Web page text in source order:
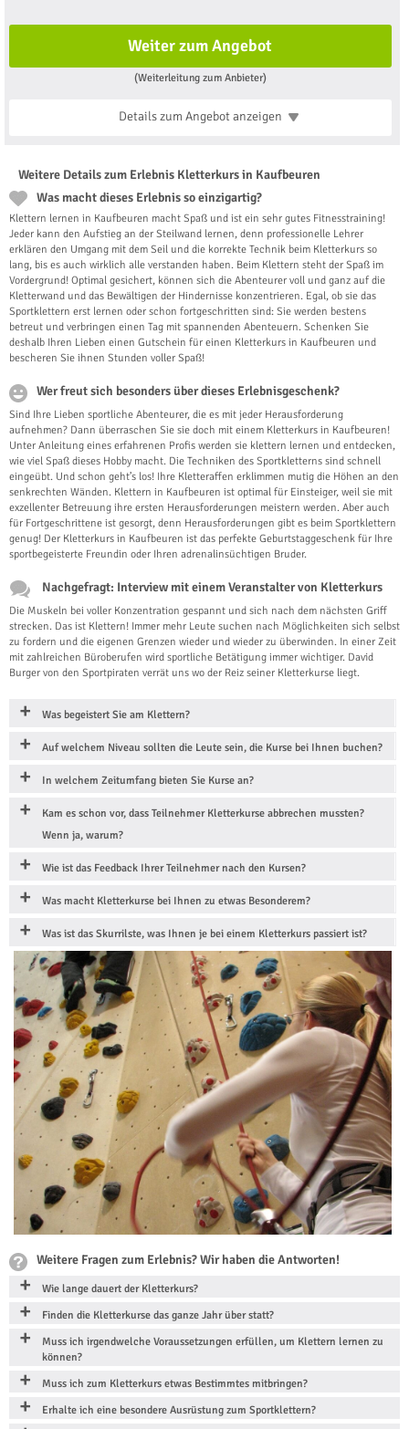
Weiter zum Angebot
(Weiterleitung zum Anbieter)
Details zum Angebotanzeigen
Weitere Details zum Erlebnis Kletterkurs in Kaufbeuren
Was macht dieses Erlebnis so einzigartig?
Klettern lernen in Kaufbeuren macht Spaß und ist ein sehr gutes Fitnesstraining!
Jeder kann den Aufstieg an der Steilwand lernen, denn professionelle Lehrer
erklären den Umgang mit dem Seil und die korrekte Technik beim Kletterkurs so
lang, bis es auch wirklich alle verstanden haben. Beim Klettern steht der Spaß im
Vordergrund! Optimal gesichert, können sich die Abenteurer voll und ganz auf die
Kletterwand und das Bewältigen der Hindernisse konzentrieren. Egal, ob sie das
Sportklettern erst lernen oder schon fortgeschritten sind: Sie werden bestens
betreut und verbringen einen Tag mit spannenden Abenteuern. Schenken Sie
deshalb Ihren Lieben einen Gutschein für einen Kletterkurs in Kaufbeuren und
bescheren Sie ihnen Stunden voller Spaß!
Wer freut sich besonders über dieses Erlebnisgeschenk?
Sind Ihre Lieben sportliche Abenteurer, die es mit jeder Herausforderung
aufnehmen? Dann überraschen Sie sie doch mit einem Kletterkurs in Kaufbeuren!
Unter Anleitung eines erfahrenen Profis werden sie klettern lernen und entdecken,
wie viel Spaß dieses Hobby macht. Die Techniken des Sportkletterns sind schnell
eingeübt. Und schon geht’s los! Ihre Kletteraffen erklimmen mutig die Höhen an den
senkrechten Wänden. Klettern in Kaufbeuren ist optimal für Einsteiger, weil sie mit
exzellenter Betreuung ihre ersten Herausforderungen meistern werden. Aber auch
für Fortgeschrittene ist gesorgt, denn Herausforderungen gibt es beim Sportklettern
genug! Der Kletterkurs in Kaufbeuren ist das perfekte Geburtstaggeschenk für Ihre
sportbegeisterte Freundin oder Ihren adrenalinsüchtigen Bruder.
Nachgefragt: Interview mit einem Veranstalter von Kletterkurs
Die Muskeln bei voller Konzentration gespannt und sich nach dem nächsten Griff
strecken. Das ist Klettern! Immer mehr Leute suchen nach Möglichkeiten sich selbst
zu fordern und die eigenen Grenzen wieder und wieder zu überwinden. In einer Zeit
mit zahlreichen Büroberufen wird sportliche Betätigung immer wichtiger. David
Burger von den Sportpiraten verrät uns wo der Reiz seiner Kletterkurse liegt.
Was begeistert Sie am Klettern?
Auf welchem Niveau sollten die Leute sein, die Kurse bei Ihnen buchen?
In welchem Zeitumfang bieten Sie Kurse an?
Kam es schon vor, dass Teilnehmer Kletterkurse abbrechen mussten?
Wenn ja, warum?
Wie ist das Feedback Ihrer Teilnehmer nach den Kursen?
Was macht Kletterkurse bei Ihnen zu etwas Besonderem?
Was ist das Skurrilste, was Ihnen je bei einem Kletterkurs passiert ist?
Weitere Fragen zum Erlebnis? Wir haben die Antworten!
Wie lange dauert der Kletterkurs?
Finden die Kletterkurse das ganze Jahr über statt?
Muss ich irgendwelche Voraussetzungen erfüllen, um Klettern lernen zu
können?
Muss ich zum Kletterkurs etwas Bestimmtes mitbringen?
Erhalte ich eine besondere Ausrüstung zum Sportklettern?